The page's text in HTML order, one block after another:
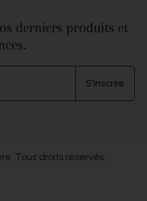
derniers produits et
S'inscrire
Tous droits réservés.